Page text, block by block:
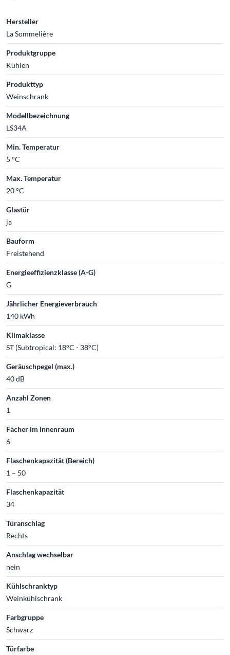
Hersteller
La Sommelière
Produktgruppe
Kühlen
Produkttyp
Weinschrank
Modellbezeichnung
LS34A
Min. Temperatur
5 °C
Max. Temperatur
20 °C
Glastür
ja
Bauform
Freistehend
Energieeffizienzklasse (A-G)
G
Jährlicher Energieverbrauch
140 kWh
Klimaklasse
ST (Subtropical: 18°C - 38°C)
Geräuschpegel (max.)
40 dB
Anzahl Zonen
1
Fächer im Innenraum
6
Flaschenkapazität (Bereich)
1 – 50
Flaschenkapazität
34
Türanschlag
Rechts
Anschlag wechselbar
nein
Kühlschranktyp
Weinkühlschrank
Farbgruppe
Schwarz
Türfarbe